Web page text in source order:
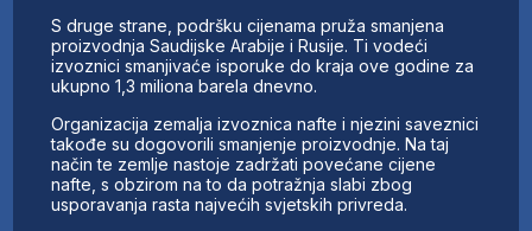
S druge strane, podršku cijenama pruža smanjena
proizvodnja Saudijske Arabije i Rusije. Ti vodeći
izvoznici smanjivaće isporuke do kraja ove godine za
ukupno 1,3 miliona barela dnevno.
Organizacija zemalja izvoznica nafte i njezini saveznici
takođe su dogovorili smanjenje proizvodnje. Na taj
način te zemlje nastoje zadržati povećane cijene
nafte, s obzirom na to da potražnja slabi zbog
usporavanja rasta najvećih svjetskih privreda.